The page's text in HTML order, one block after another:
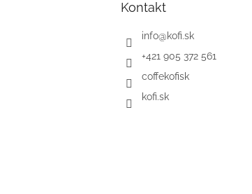
Kontakt
info@kofi.sk
+421 905 372 561
coffekofisk
kofi.sk